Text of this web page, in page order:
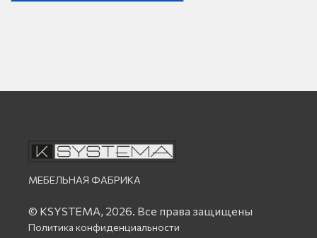
МЕБЕЛЬНАЯ ФАБРИКА
© KSYSTEMA, 2026. Все права защищены
Политика конфиденциальности